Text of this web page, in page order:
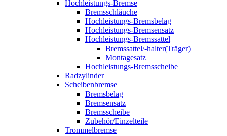
Hochleistungs-Bremse
Bremsschläuche
Hochleistungs-Bremsbelag
Hochleistungs-Bremsensatz
Hochleistungs-Bremssattel
Bremssattel/-halter(Träger)
Montagesatz
Hochleistungs-Bremsscheibe
Radzylinder
Scheibenbremse
Bremsbelag
Bremsensatz
Bremsscheibe
Zubehör/Einzelteile
Trommelbremse